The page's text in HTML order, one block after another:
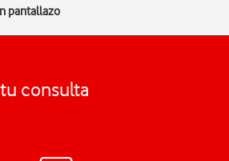
pantallazo
consulta